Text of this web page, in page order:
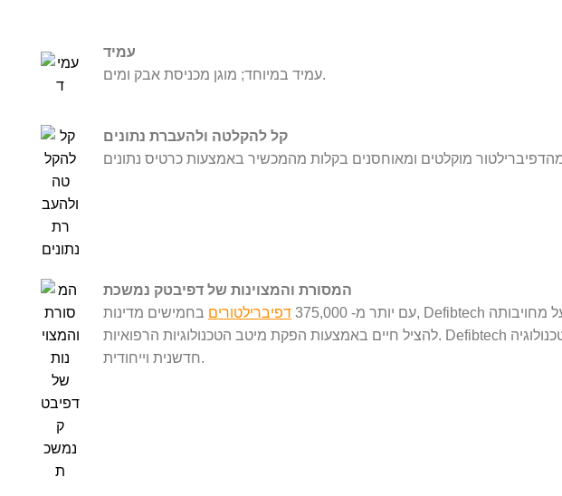
עמיד
עמיד במיוחד; מוגן מכניסת אבק ומים.
קל להקלטה ולהעברת נתונים
המסורת והמצוינות של דפיבטק נמשכת
עם יותר מ- 375,000
דפיברילטורים בחמישים מדינות, Defibtech זכתה לשבחים על מחויבותה
להציל חיים באמצעות הפקת מיטב הטכנולוגיות הרפואיות. Defibtech מובילה בענף עם טכנולוגיה
חדשנית וייחודית.